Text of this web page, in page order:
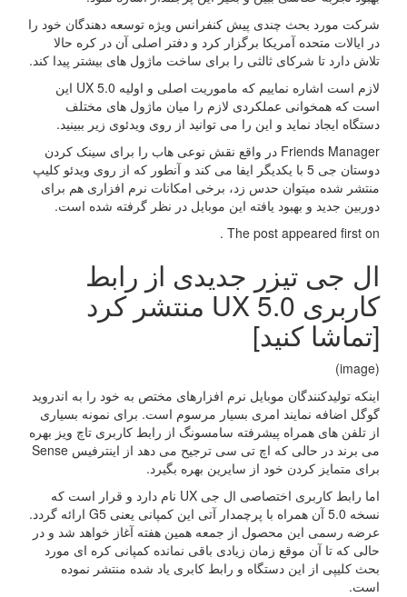
شرکت مورد بحث چندی پیش کنفرانس ویژه توسعه دهندگان خود را
در ایالات متحده آمریکا برگزار کرد و دفتر اصلی آن در کره حالا
تلاش دارد تا شرکای ثالثی را برای ساخت ماژول های بیشتر پیدا کند.
لازم است اشاره نماییم که ماموریت اصلی و اولیه UX 5.0 این
است که همخوانی عملکردی لازم را میان ماژول های مختلف
دستگاه ایجاد نماید و این را می توانید از روی ویدئوی زیر ببینید.
Friends Manager در واقع نقش نوعی هاب را برای سینک کردن
دوستان جی 5 با یکدیگر ایفا می کند و آنطور که از روی ویدئو کلیپ
منتشر شده میتوان حدس زد، برخی امکانات نرم افزاری هم برای
دوربین جدید و بهبود یافته این موبایل در نظر گرفته شده است.
The post appeared first on .
ال جی تیزر جدیدی از رابط
کاربری UX 5.0 منتشر کرد
[تماشا کنید]
(image)
اینکه تولیدکنندگان موبایل نرم افزارهای مختص به خود را به اندروید
گوگل اضافه نمایند امری بسیار مرسوم است. برای نمونه بسیاری
از تلفن های همراه پیشرفته سامسونگ از رابط کاربری تاچ ویز بهره
می برند در حالی که اچ تی سی ترجیح می دهد از اینترفیس Sense
برای متمایز کردن خود از سایرین بهره بگیرد.
اما رابط کاربری اختصاصی ال جی UX نام دارد و قرار است که
نسخه 5.0 آن همراه با پرچمدار آتی این کمپانی یعنی G5 ارائه گردد.
عرضه رسمی این محصول از جمعه همین هفته آغاز خواهد شد و در
حالی که تا آن موقع زمان زیادی باقی نمانده کمپانی کره ای مورد
بحث کلیپی از این دستگاه و رابط کابری یاد شده منتشر نموده
است.